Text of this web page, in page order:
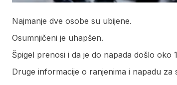
Najmanje dve osobe su ubijene.
Osumnjičeni je uhapšen.
Špigel prenosi i da je do napada došlo
Druge informacije o ranjenima i napadu za